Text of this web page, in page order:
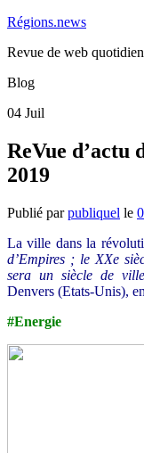
Régions.news
Revue de web
Blog
04 Juil
ReVue d’actu
2019
Publié parpubliquel le
La ville dans la
d’Empires ; le XXe
sera un siècle de
Denvers (Etats-Unis),
#Energie